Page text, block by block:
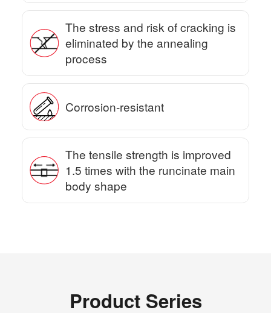
The stress and risk of cracking is
eliminated by the annealing
process
Corrosion-resistant
The tensile strength is improved
1.5 times with the runcinate main
body shape
Product Series